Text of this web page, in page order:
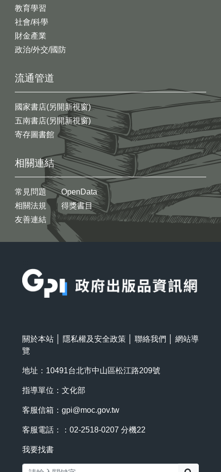
教育學習
社會/科學
財金產業
政治/外交/國防
流通管道
國家書店(另開新視窗)
五南書店(另開新視窗)
寄存圖書館
相關連結
常見問題
相關法規
友善連結
OpenData
得獎書目
關於本站 隱私權及安全政策 聯絡我們
網站導
覽
地址：10491台北市中山區松江路209號
指導單位：文化部
客服信箱： gpi@moc.gov.tw
客服電話：：02-2518-0207 分機22
我要找書